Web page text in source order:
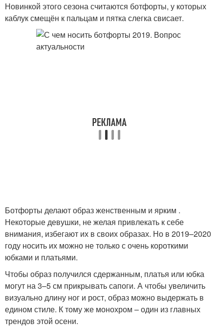
Новинкой этого сезона считаются ботфорты, у которых
каблук смещён к пальцам и пятка слегка свисает.
Ботфорты делают образ женственным и ярким .
Некоторые девушки, не желая привлекать к себе
внимания, избегают их в своих образах. Но в 2019–2020
году носить их можно не только с очень короткими
юбками и платьями.
Чтобы образ получился сдержанным, платья или юбка
могут на 3–5 см прикрывать сапоги. А чтобы увеличить
визуально длину ног и рост, образ можно выдержать в
едином стиле. К тому же монохром – один из главных
трендов этой осени.